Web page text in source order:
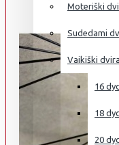
Moteriški
Sudedami
Vaikiški
16
18
20